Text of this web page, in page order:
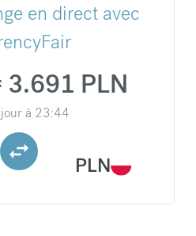
en direct avec
3.691 PLN
à 23:44
PLN